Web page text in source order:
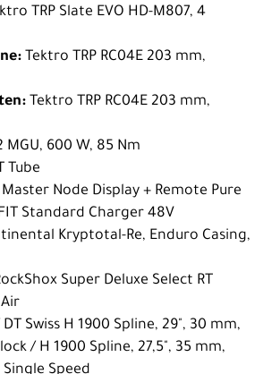
TRP Slate EVO HD-M807, 4
Tektro TRP RC04E 203 mm,
Tektro TRP RC04E 203 mm,
MGU, 600 W, 85 Nm
Tube
Node Display + Remote Pure
Standard Charger 48V
Kryptotal-Re, Enduro Casing,
Super Deluxe Select RT
DT Swiss H 1900 Spline, 29", 30 mm,
/ H 1900 Spline, 27,5", 35 mm,
Single Speed